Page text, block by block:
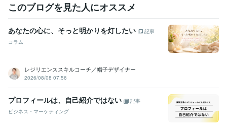
が貯まる方法 起業塾に行ってみたいけど、ぶっちゃけ話
介護 ビジネス カウンセラー 夫婦 人生
このブログを見た人にオススメ
あなたの心に、そっと明かりを灯したい
記事
コラム
レジリエンススキルコーチ／帽子デザイナー
2026/08/08 07:56
プロフィールは、自己紹介ではない
記事
ビジネス・マーケティング